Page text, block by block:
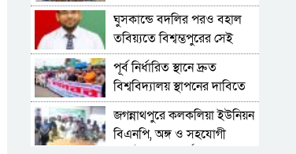
মাদক ব্যাবসায়ী আটক ২
ঘুসকান্ডে বদলির পরও বহাল
তবিয়্যতে বিশ্বম্ভপুরের সেই
ইউএনও
পূর্ব নির্ধারিত স্থানে দ্রুত
বিশ্ববিদ্যালয় স্থাপনের দাবিতে
শান্তিগঞ্জে মানববন্ধন
জগন্নাথপুরে কলকলিয়া ইউনিয়ন
বিএনপি, অঙ্গ ও সহযোগী